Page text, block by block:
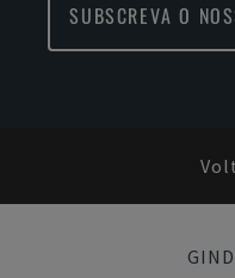
SUBSCREVA O